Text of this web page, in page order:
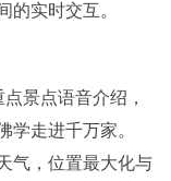
的实时交互。
景点语音介绍，
学走进千万家。
气，位置最大化与